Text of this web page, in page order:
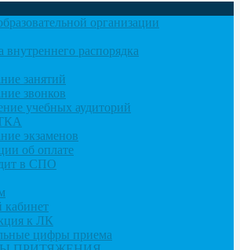
организации
внутреннего распорядка
занятий
звонков
учебных аудиторий
экзаменов
об оплате
в СПО
к ЛК
цифры приема